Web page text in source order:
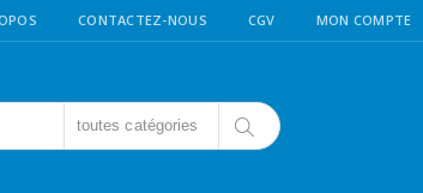
CONTACTEZ-NOUS CGV MON COMPTE
toutes catégories